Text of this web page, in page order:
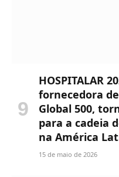
HOSPITALAR
fornecedora
Global 500,
para a cadeia
na América
15 de maio de 2026